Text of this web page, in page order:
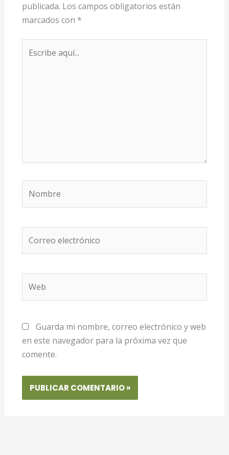
publicada. Los campos obligatorios están
marcados con *
aquí...
electrónico
Guarda mi nombre, correo electrónico y web
en este navegador para la próxima vez que
comente.